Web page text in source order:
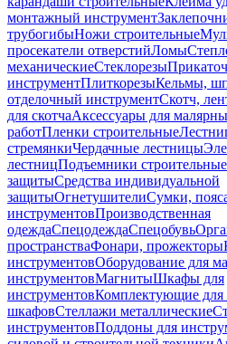
монтажный инструмент
трубогибыНожи строительные
просекатели отверстийЛомы
механическиеСтеклорезы
инструментПлиткорезыКельмы,
отделочный инструментСкотч,
для скотчаАксессуары для
работПленки строительные
стремянкиЧердачные лестницы
лестницПодъемники строительные
защитыСредства индивидуальной
защитыОгнетушителиСумки,
инструментовПроизводственная
одеждаСпецодеждаСпецобувь
пространстваФонари, прожекторы
инструментовОборудование для
инструментовМагнитыШкафы для
инструментовКомплектующие для
шкафовСтеллажи металлические
инструментовПоддоны для